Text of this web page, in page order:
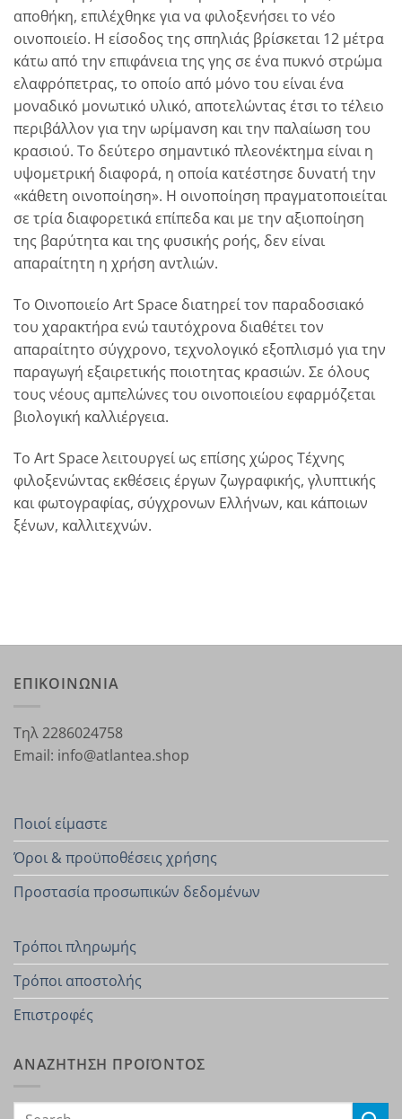
αποθήκη, επιλέχθηκε για να φιλοξενήσει το νέο
οινοποιείο. Η είσοδος της σπηλιάς βρίσκεται 12 μέτρα
κάτω από την επιφάνεια της γης σε ένα πυκνό στρώμα
ελαφρόπετρας, το οποίο από μόνο του είναι ένα
μοναδικό μονωτικό υλικό, αποτελώντας έτσι το τέλειο
περιβάλλον για την ωρίμανση και την παλαίωση του
κρασιού. Το δεύτερο σημαντικό πλεονέκτημα είναι η
υψομετρική διαφορά, η οποία κατέστησε δυνατή την
«κάθετη οινοποίηση». Η οινοποίηση πραγματοποιείται
σε τρία διαφορετικά επίπεδα και με την αξιοποίηση
της βαρύτητα και της φυσικής ροής, δεν είναι
απαραίτητη η χρήση αντλιών.
Το Οινοποιείο Art Space διατηρεί τον παραδοσιακό
του χαρακτήρα ενώ ταυτόχρονα διαθέτει τον
απαραίτητο σύγχρονο, τεχνολογικό εξοπλισμό για την
παραγωγή εξαιρετικής ποιοτητας κρασιών. Σε όλους
τους νέους αμπελώνες του οινοποιείου εφαρμόζεται
βιολογική καλλιέργεια.
Το Art Space λειτουργεί ως επίσης χώρος Τέχνης
φιλοξενώντας εκθέσεις έργων ζωγραφικής, γλυπτικής
και φωτογραφίας, σύγχρονων Ελλήνων, και κάποιων
ξένων, καλλιτεχνών.
ΕΠΙΚΟΙΝΩΝΙΑ
Τηλ 2286024758
Email: info@atlantea.shop
Ποιοί είμαστε
Όροι & προϋποθέσεις χρήσης
Προστασία προσωπικών δεδομένων
Τρόποι πληρωμής
Τρόποι αποστολής
Επιστροφές
ΑΝΑΖΗΤΗΣΗ ΠΡΟΪΟΝΤΟΣ
Search